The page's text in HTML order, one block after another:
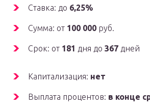
Ставка: до 6,25%
Сумма: от 100 000 руб.
Срок: от 181 дня до 367 дней
Капитализация: нет
Выплата процентов: в конце